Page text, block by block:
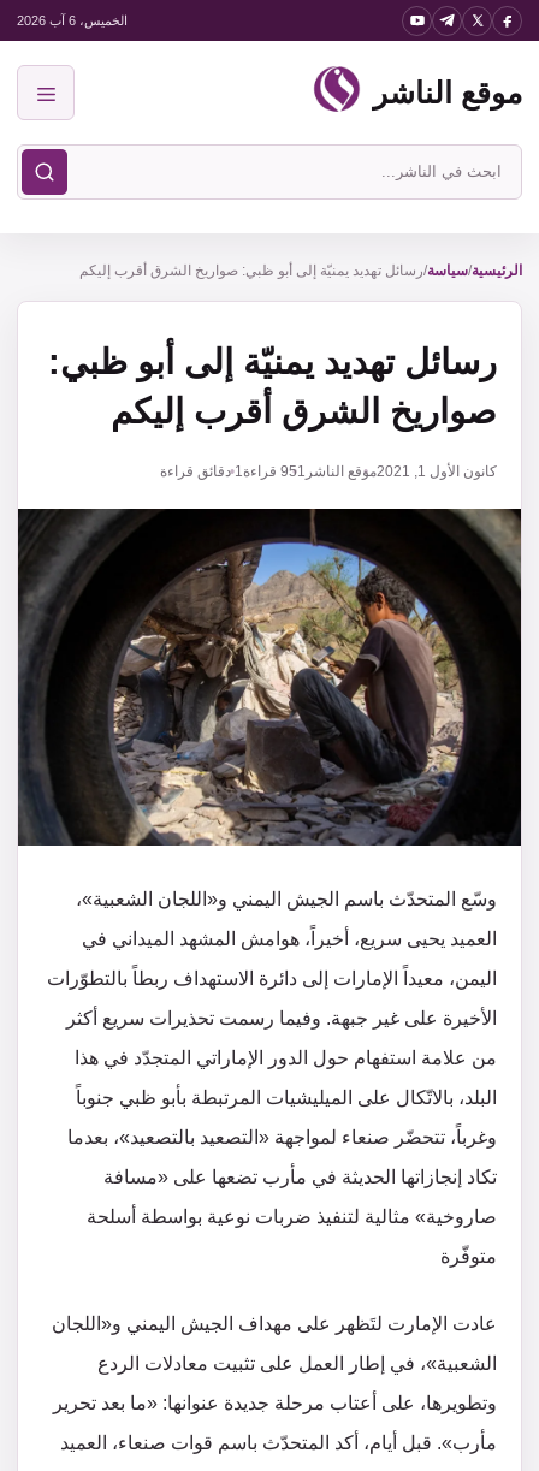
انتقل
المحتوى
الخميس، 6 آب 2026
موقع الناشر
ابحث
في
الناشر
الرئيسية/سياسة/رسائل تهديد يمنيّة إلى أبو ظبي: صواريخ الشرق أقرب إليكم
رسائل تهديد يمنيّة إلى أبو ظبي:
صواريخ الشرق أقرب إليكم
كانون الأول 1, 2021 موقع الناشر 951 قراءة1 دقائق قراءة
وسّع المتحدّث باسم الجيش اليمني و«اللجان الشعبية»،
العميد يحيى سريع، أخيراً، هوامش المشهد الميداني في
اليمن، معيداً الإمارات إلى دائرة الاستهداف ربطاً بالتطوّرات
الأخيرة على غير جبهة. وفيما رسمت تحذيرات سريع أكثر
من علامة استفهام حول الدور الإماراتي المتجدّد في هذا
البلد، بالاتّكال على الميليشيات المرتبطة بأبو ظبي جنوباً
وغرباً، تتحضّر صنعاء لمواجهة «التصعيد بالتصعيد»، بعدما
تكاد إنجازاتها الحديثة في مأرب تضعها على «مسافة
صاروخية» مثالية لتنفيذ ضربات نوعية بواسطة أسلحة
متوفّرة
عادت الإمارت لتَظهر على مهداف الجيش اليمني و«اللجان
الشعبية»، في إطار العمل على تثبيت معادلات الردع
وتطويرها، على أعتاب مرحلة جديدة عنوانها: «ما بعد تحرير
مأرب». قبل أيام، أكد المتحدّث باسم قوات صنعاء، العميد